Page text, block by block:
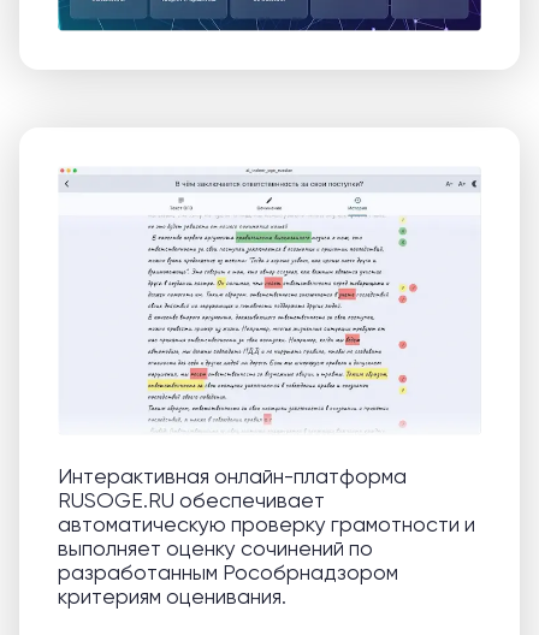
Интерактивная онлайн-платформа
RUSOGE.RU обеспечивает
автоматическую проверку грамотности и
выполняет оценку сочинений по
разработанным Рособрнадзором
критериям оценивания.